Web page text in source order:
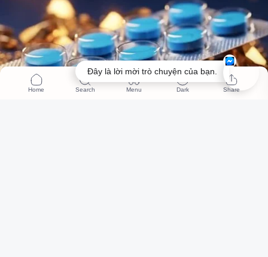
Đây là lời mời trò chuyện của bạn.